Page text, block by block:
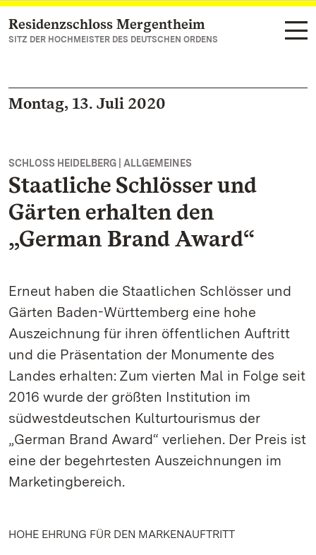
Zum Hauptinhalt springen
Residenzschloss Mergentheim
SITZ DER HOCHMEISTER DES DEUTSCHEN ORDENS
Montag, 13. Juli 2020
SCHLOSS HEIDELBERG | ALLGEMEINES
Staatliche Schlösser und
Gärten erhalten den
„German Brand Award“
Erneut haben die Staatlichen Schlösser und
Gärten Baden-Württemberg eine hohe
Auszeichnung für ihren öffentlichen Auftritt
und die Präsentation der Monumente des
Landes erhalten: Zum vierten Mal in Folge seit
2016 wurde der größten Institution im
südwestdeutschen Kulturtourismus der
„German Brand Award“ verliehen. Der Preis ist
eine der begehrtesten Auszeichnungen im
Marketingbereich.
HOHE EHRUNG FÜR DEN MARKENAUFTRITT